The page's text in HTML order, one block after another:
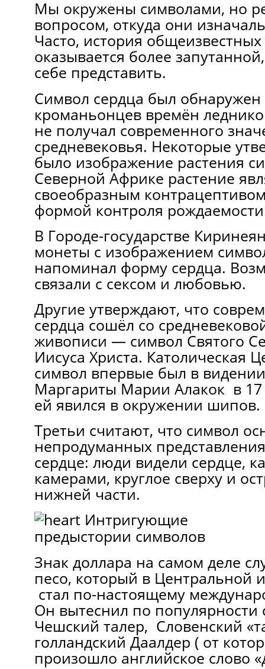
Мы окружены символами, но
вопросом, откуда они
Часто, история
оказывается более
себе представить.
Символ сердца был обнаружен
кроманьонцев времён
не получал современного
средневековья. Некоторые
было изображение растения
Северной Африке растение
своеобразным
формой контроля
В Городе-государстве
монеты с изображением
напоминал форму сердца.
связали с сексом и любовью.
Другие утверждают, что
сердца сошёл со
живописи — символ Святого
Иисуса Христа. Католическая
символ впервые был в
Маргариты Марии Алакок в 17
ей явился в окружении шипов.
Третьи считают, что символ
непродуманных
сердце: люди видели сердце,
камерами, круглое сверху и
нижней части.
Знак доллара на самом деле
песо, который в
стал по-настоящему
Он вытеснил по популярности
Чешский талер, Словенский
голландский Даалдер ( от
произошло английское слово